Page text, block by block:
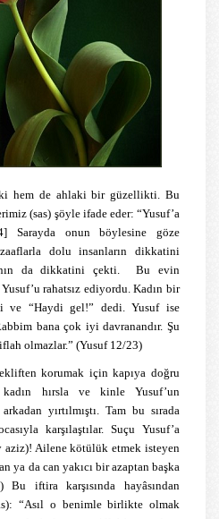
hem de ahlaki bir güzellikti. Bu
(sas) şöyle ifade eder: “Yusuf’a
Sarayda onun böylesine göze
dolu insanların dikkatini
da dikkatini çekti. Bu evin
rahatsız ediyordu. Kadın bir
ve “Haydi gel!” dedi. Yusuf ise
bana çok iyi davranandır. Şu
olmazlar.” (Yusuf 12/23)
korumak için kapıya doğru
kadın hırsla ve kinle Yusuf’un
yırtılmıştı. Tam bu sırada
karşılaştılar. Suçu Yusuf’a
aziz)! Ailene kötülük etmek isteyen
ya da can yakıcı bir azaptan başka
iftira karşısında hayâsından
“Asıl o benimle birlikte olmak